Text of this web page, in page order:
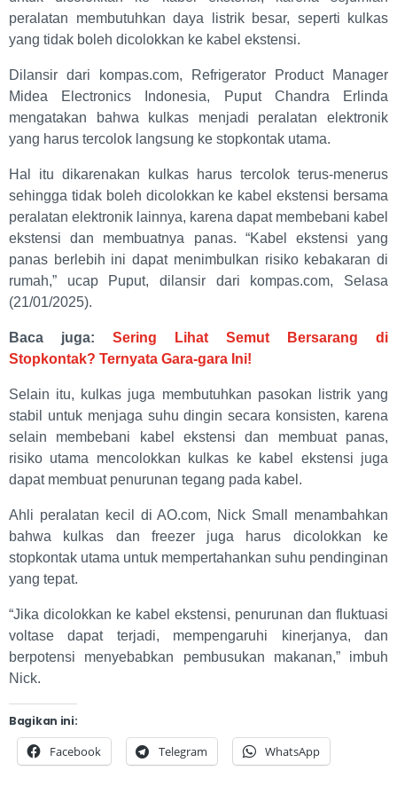
peralatan membutuhkan daya listrik besar, seperti kulkas
yang tidak boleh dicolokkan ke kabel ekstensi.
Dilansir dari kompas.com, Refrigerator Product Manager
Midea Electronics Indonesia, Puput Chandra Erlinda
mengatakan bahwa kulkas menjadi peralatan elektronik
yang harus tercolok langsung ke stopkontak utama.
Hal itu dikarenakan kulkas harus tercolok terus-menerus
sehingga tidak boleh dicolokkan ke kabel ekstensi bersama
peralatan elektronik lainnya, karena dapat membebani kabel
ekstensi dan membuatnya panas. “Kabel ekstensi yang
panas berlebih ini dapat menimbulkan risiko kebakaran di
rumah,” ucap Puput, dilansir dari kompas.com, Selasa
(21/01/2025).
Baca juga: Sering Lihat Semut Bersarang di
Stopkontak? Ternyata Gara-gara Ini!
Selain itu, kulkas juga membutuhkan pasokan listrik yang
stabil untuk menjaga suhu dingin secara konsisten, karena
selain membebani kabel ekstensi dan membuat panas,
risiko utama mencolokkan kulkas ke kabel ekstensi juga
dapat membuat penurunan tegang pada kabel.
Ahli peralatan kecil di AO.com, Nick Small menambahkan
bahwa kulkas dan freezer juga harus dicolokkan ke
stopkontak utama untuk mempertahankan suhu pendinginan
yang tepat.
“Jika dicolokkan ke kabel ekstensi, penurunan dan fluktuasi
voltase dapat terjadi, mempengaruhi kinerjanya, dan
berpotensi menyebabkan pembusukan makanan,” imbuh
Nick.
Bagikan ini:
Facebook Telegram WhatsApp